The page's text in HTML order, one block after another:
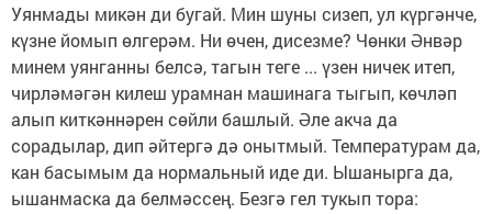
Уянмады микән ди бугай. Мин шуны сизеп, ул күргәнче,
күзне йомып өлгерәм. Ни өчен, дисезме? Чөнки Әнвәр
минем уянганны белсә, тагын теге ... үзен ничек итеп,
чирләмәгән килеш урамнан машинага тыгып, көчләп
алып киткәннәрен сөйли башлый. Әле акча да
сорадылар, дип әйтергә дә онытмый. Температурам да,
кан басымым да нормальный иде ди. Ышанырга да,
ышанмаска да белмәссең. Безгә гел тукып тора: